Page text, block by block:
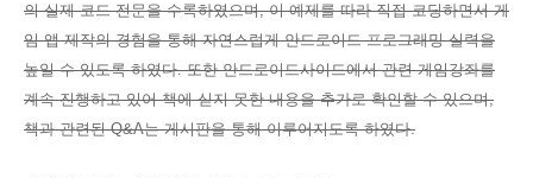
의 실제 코드 전문을 수록하였으며, 이 예제를 따라 직접 코딩하면서 게
임 앱 제작의 경험을 통해 자연스럽게 안드로이드 프로그래밍 실력을
높일 수 있도록 하였다. 또한 안드로이드사이드에서 관련 게임강좌를
계속 진행하고 있어 책에 싣지 못한 내용을 추가로 확인할 수 있으며,
책과 관련된 Q&A는 게시판을 통해 이루어지도록 하였다.